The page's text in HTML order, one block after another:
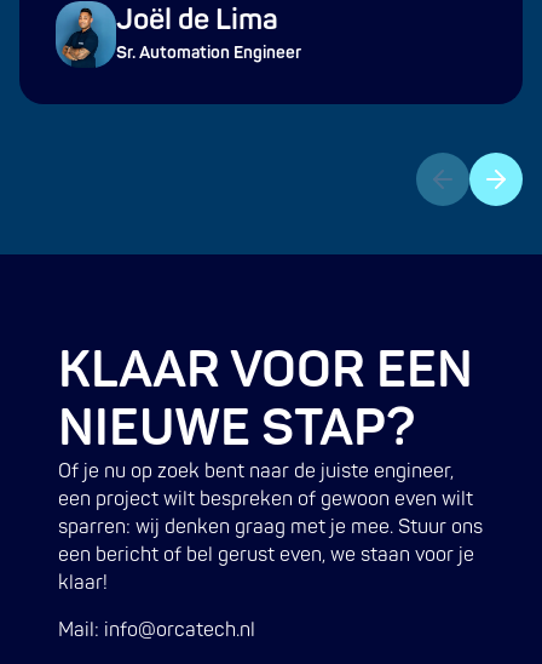
Joël de Lima
Sr. Automation Engineer
KLAAR VOOR EEN
NIEUWE STAP?
Of je nu op zoek bent naar de juiste engineer,
een project wilt bespreken of gewoon even wilt
sparren: wij denken graag met je mee. Stuur ons
een bericht of bel gerust even, we staan voor je
klaar!
Mail: info@orcatech.nl